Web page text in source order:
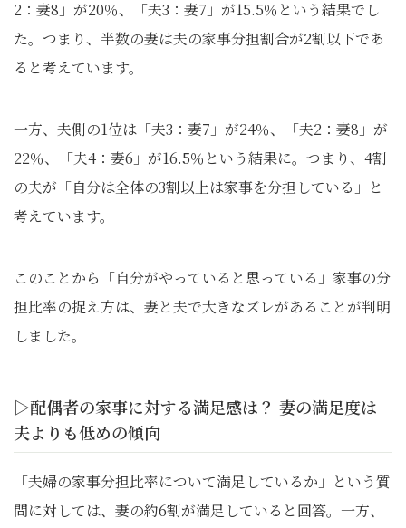
2：妻8」が20％、「夫3：妻7」が15.5％という結果でし
た。つまり、半数の妻は夫の家事分担割合が2割以下であ
ると考えています。
一方、夫側の1位は「夫3：妻7」が24％、「夫2：妻8」が
22％、「夫4：妻6」が16.5％という結果に。つまり、4割
の夫が「自分は全体の3割以上は家事を分担している」と
考えています。
このことから「自分がやっていると思っている」家事の分
担比率の捉え方は、妻と夫で大きなズレがあることが判明
しました。
▷配偶者の家事に対する満足感は？ 妻の満足度は
夫よりも低めの傾向
「夫婦の家事分担比率について満足しているか」という質
問に対しては、妻の約6割が満足していると回答。一方、